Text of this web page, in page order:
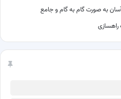
به صورت گام به گام و جامع
راهسازی